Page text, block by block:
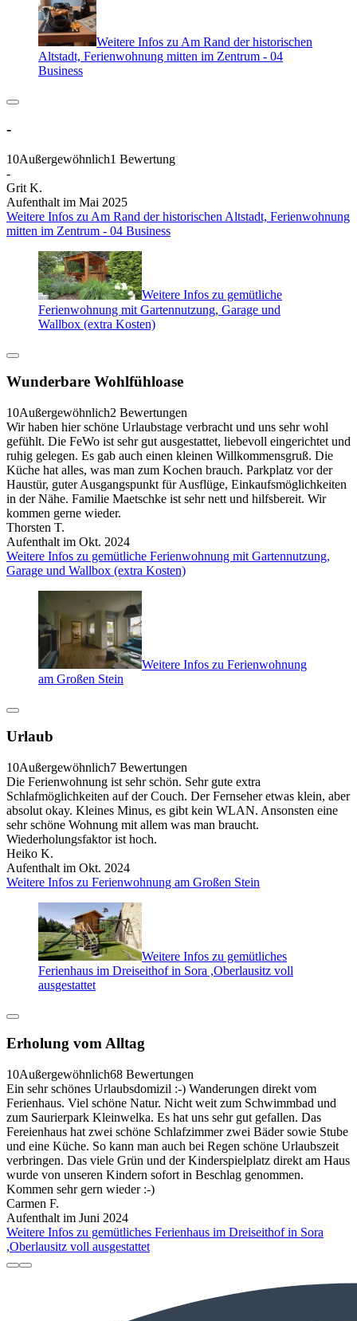
Weitere Infos zu Am Rand der historischen
Altstadt, Ferienwohnung mitten im Zentrum - 04
Business
-
10Außergewöhnlich1 Bewertung
-
Grit K.
Aufenthalt im Mai 2025
Weitere Infos zu Am Rand der historischen Altstadt, Ferienwohnung
mitten im Zentrum - 04 Business
Weitere Infos zu gemütliche
Ferienwohnung mit Gartennutzung, Garage und
Wallbox (extra Kosten)
Wunderbare Wohlfühloase
10Außergewöhnlich2 Bewertungen
Wir haben hier schöne Urlaubstage verbracht und uns sehr wohl
gefühlt. Die FeWo ist sehr gut ausgestattet, liebevoll eingerichtet und
ruhig gelegen. Es gab auch einen kleinen Willkommensgruß. Die
Küche hat alles, was man zum Kochen brauch. Parkplatz vor der
Haustür, guter Ausgangspunkt für Ausflüge, Einkaufsmöglichkeiten
in der Nähe. Familie Maetschke ist sehr nett und hilfsbereit. Wir
kommen gerne wieder.
Thorsten T.
Aufenthalt im Okt. 2024
Weitere Infos zu gemütliche Ferienwohnung mit Gartennutzung,
Garage und Wallbox (extra Kosten)
Weitere Infos zu Ferienwohnung
am Großen Stein
Urlaub
10Außergewöhnlich7 Bewertungen
Die Ferienwohnung ist sehr schön. Sehr gute extra
Schlafmöglichkeiten auf der Couch. Der Fernseher etwas klein, aber
absolut okay. Kleines Minus, es gibt kein WLAN. Ansonsten eine
sehr schöne Wohnung mit allem was man braucht.
Wiederholungsfaktor ist hoch.
Heiko K.
Aufenthalt im Okt. 2024
Weitere Infos zu Ferienwohnung am Großen Stein
Weitere Infos zu gemütliches
Ferienhaus im Dreiseithof in Sora ,Oberlausitz voll
ausgestattet
Erholung vom Alltag
10Außergewöhnlich68 Bewertungen
Ein sehr schönes Urlaubsdomizil :-) Wanderungen direkt vom
Ferienhaus. Viel schöne Natur. Nicht weit zum Schwimmbad und
zum Saurierpark Kleinwelka. Es hat uns sehr gut gefallen. Das
Fereienhaus hat zwei schöne Schlafzimmer zwei Bäder sowie Stube
und eine Küche. So kann man auch bei Regen schöne Urlaubszeit
verbringen. Das viele Grün und der Kinderspielplatz direkt am Haus
wurde von unseren Kindern sofort in Beschlag genommen.
Kommen sehr gern wieder :-)
Carmen F.
Aufenthalt im Juni 2024
Weitere Infos zu gemütliches Ferienhaus im Dreiseithof in Sora
,Oberlausitz voll ausgestattet